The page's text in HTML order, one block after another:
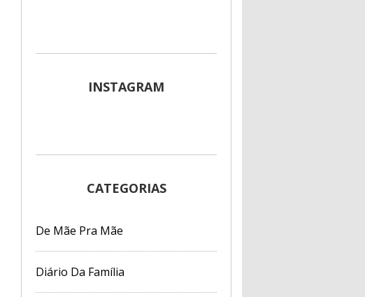
INSTAGRAM
CATEGORIAS
De Mãe Pra Mãe
Diário Da Família